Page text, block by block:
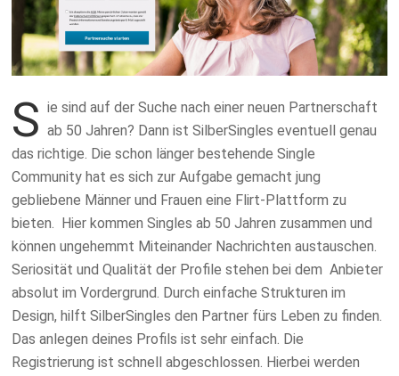
S ie sind auf der Suche nach einer neuen Partnerschaft
ab 50 Jahren? Dann ist SilberSingles eventuell genau
das richtige. Die schon länger bestehende Single
Community hat es sich zur Aufgabe gemacht jung
gebliebene Männer und Frauen eine Flirt-Plattform zu
bieten.
Hier kommen Singles ab 50 Jahren zusammen und
können ungehemmt Miteinander Nachrichten austauschen.
Seriosität und Qualität der Profile stehen bei dem Anbieter
absolut im Vordergrund. Durch einfache Strukturen im
Design, hilft SilberSingles den Partner fürs Leben zu finden.
Das anlegen deines Profils ist sehr einfach. Die
Registrierung ist schnell abgeschlossen. Hierbei werden